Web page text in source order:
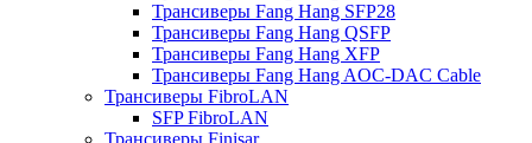
Трансиверы Fang Hang SFP28
Трансиверы Fang Hang QSFP
Трансиверы Fang Hang XFP
Трансиверы Fang Hang AOC-DAC Cable
Трансиверы FibroLAN
SFP FibroLAN
Трансиверы Finisar